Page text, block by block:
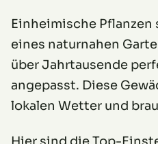
Einheimische
eines naturnahen
über Jahrtausende
angepasst. Diese
lokalen Wetter und